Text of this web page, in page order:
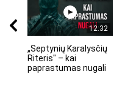
12:32
„Septynių Karalysčių
Riteris" – kai
paprastumas nugali